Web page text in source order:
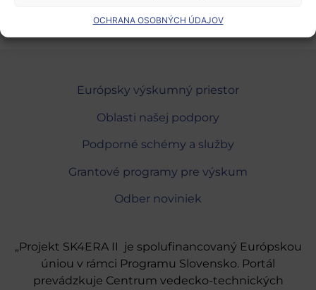
OCHRANA OSOBNÝCH ÚDAJOV
Európsky výskumný priestor
Oblasti našej podpory
Podporné schémy a služby
Grantové programy pre výskum
Odber noviniek
„Projekt SK4ERA II je spolufinancovaný Európskou
úniou v rámci Programu Slovensko. Portál
prevádzkuje Centrum vedecko-technických